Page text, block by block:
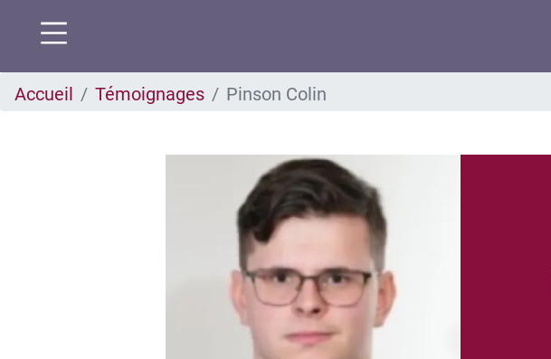
auAccueil Témoignages Pinson Colin